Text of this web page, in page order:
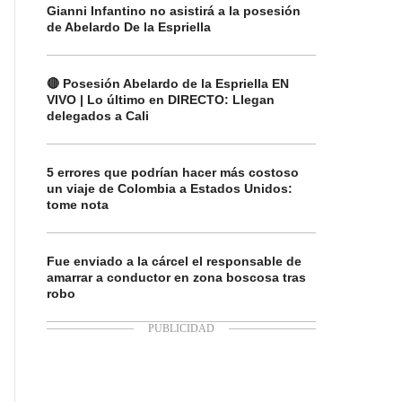
Gianni Infantino no asistirá a la posesión
de Abelardo De la Espriella
🔴 Posesión Abelardo de la Espriella EN
VIVO | Lo último en DIRECTO: Llegan
delegados a Cali
5 errores que podrían hacer más costoso
un viaje de Colombia a Estados Unidos:
tome nota
Fue enviado a la cárcel el responsable de
amarrar a conductor en zona boscosa tras
robo